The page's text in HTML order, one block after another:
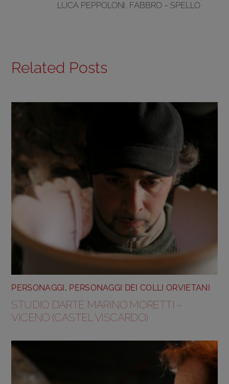
LUCA PEPPOLONI, FABBRO – SPELLO
Related Posts
PERSONAGGI, PERSONAGGI DEI COLLI ORVIETANI
STUDIO D’ARTE MARINO MORETTI –
VICENO (CASTEL VISCARDO)